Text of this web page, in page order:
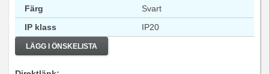
Färg
Svart
IP klass
IP20
LÄGG I ÖNSKELISTA